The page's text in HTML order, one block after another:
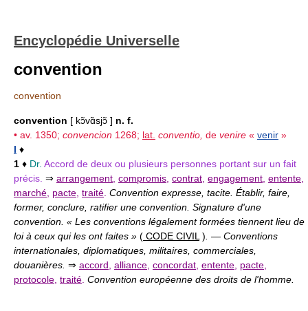
Encyclopédie Universelle
convention
convention
convention [ kɔ̃vɑ̃sjɔ̃ ] n. f.
• av. 1350; convencion 1268; lat. conventio, de venire « venir »
I ♦
1 ♦ Dr. Accord de deux ou plusieurs personnes portant sur un fait
précis. ⇒ arrangement compromis contrat engagement entente
marché pacte traité Convention expresse, tacite. Établir, faire,
former, conclure, ratifier une convention. Signature d'une
convention. « Les conventions légalement formées tiennent lieu de
loi à ceux qui les ont faites » ( CODE CIVIL ) — Conventions
internationales, diplomatiques, militaires, commerciales,
douanières. ⇒ accord alliance concordat entente pacte
protocole traité Convention européenne des droits de l'homme.